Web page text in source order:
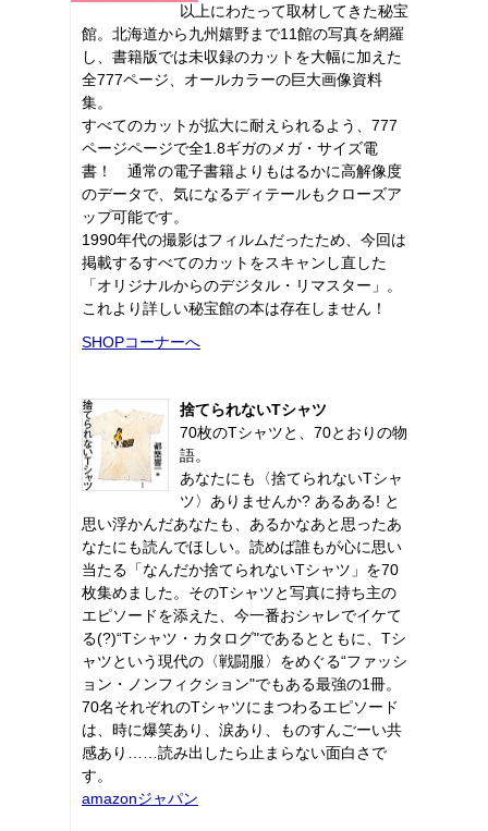
以上にわたって取材してきた秘宝
館。北海道から九州嬉野まで11館の写真を網羅
し、書籍版では未収録のカットを大幅に加えた
全777ページ、オールカラーの巨大画像資料
集。
すべてのカットが拡大に耐えられるよう、777
ページページで全1.8ギガのメガ・サイズ電
書！ 通常の電子書籍よりもはるかに高解像度
のデータで、気になるディテールもクローズア
ップ可能です。
1990年代の撮影はフィルムだったため、今回は
掲載するすべてのカットをスキャンし直した
「オリジナルからのデジタル・リマスター」。
これより詳しい秘宝館の本は存在しません！
SHOPコーナーへ
捨てられないTシャツ
70枚のTシャツと、70とおりの物
語。
あなたにも〈捨てられないTシャ
ツ〉ありませんか? あるある! と
思い浮かんだあなたも、あるかなあと思ったあ
なたにも読んでほしい。読めば誰もが心に思い
当たる「なんだか捨てられないTシャツ」を70
枚集めました。そのTシャツと写真に持ち主の
エピソードを添えた、今一番おシャレでイケて
る(?)“Tシャツ・カタログ"であるとともに、Tシ
ャツという現代の〈戦闘服〉をめぐる“ファッシ
ョン・ノンフィクション"でもある最強の1冊。
70名それぞれのTシャツにまつわるエピソード
は、時に爆笑あり、涙あり、ものすんごーい共
感あり……読み出したら止まらない面白さで
す。
amazonジャパン